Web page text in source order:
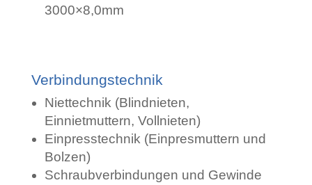
3000×8,0mm
Verbindungstechnik
Niettechnik (Blindnieten,
Einnietmuttern, Vollnieten)
Einpresstechnik (Einpresmuttern und
Bolzen)
Schraubverbindungen und Gewinde